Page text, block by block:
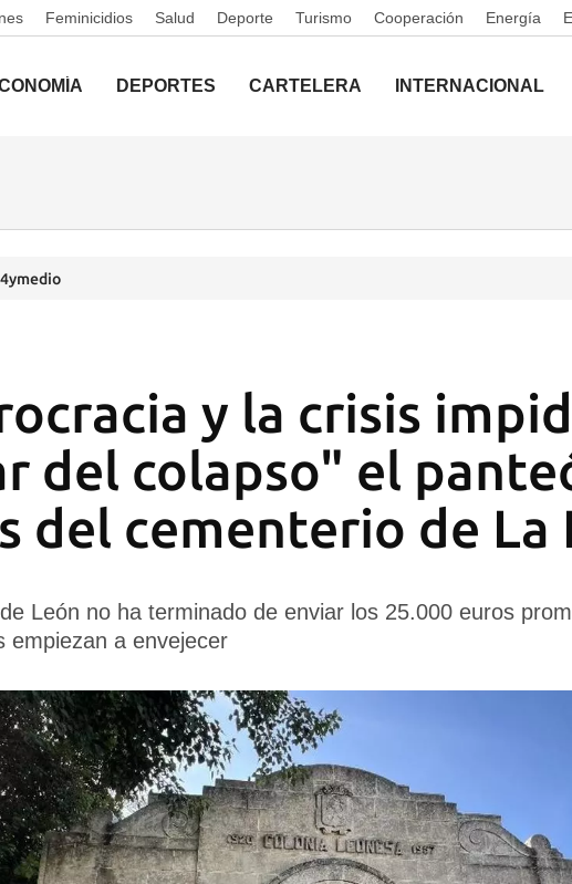
Feminicidios Salud Deporte Turismo Cooperación Energía
DEPORTES CARTELERA INTERNACIONAL
y la crisis
del colapso" el
del cementerio de La
León no ha terminado de enviar los 25.000 euros
empiezan a envejecer